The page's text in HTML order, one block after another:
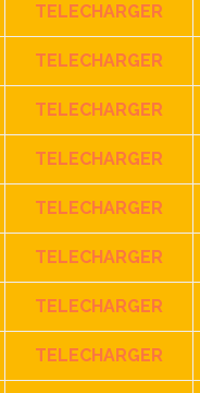
TELECHARGER
TELECHARGER
TELECHARGER
TELECHARGER
TELECHARGER
TELECHARGER
TELECHARGER
TELECHARGER